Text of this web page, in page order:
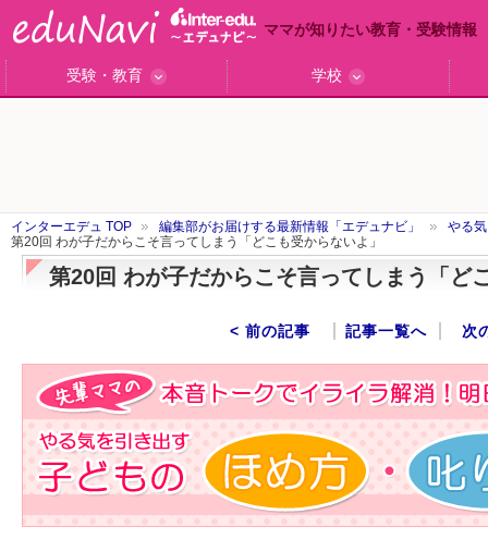
ママが知りたい教育・受験情報
受験・教育
学校
インターエデュ TOP 編集部がお届けする最新情報「エデュナビ」
やる
第20回 わが子だからこそ言ってしまう「どこも受からないよ」
第20回 わが子だからこそ言ってしまう「ど
< 前の記事 記事一覧へ 次